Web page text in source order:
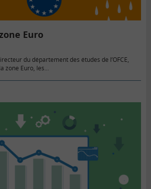
Euro
du département des études de l’OFCE,
zone Euro, les…